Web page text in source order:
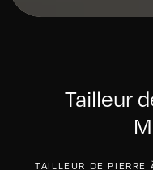
Tailleur
TAILLEUR DE PIERRE